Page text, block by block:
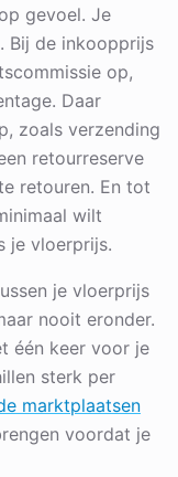
gevoel. Je
Bij de inkoopprijs
op,
Daar
zoals verzending
retourreserve
retouren. En tot
wilt
je vloerprijs.
je vloerprijs
nooit eronder.
één keer voor je
sterk per
marktplaatsen
voordat je